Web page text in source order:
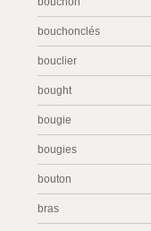
bouchonclés
bouclier
bought
bougie
bougies
bouton
bras